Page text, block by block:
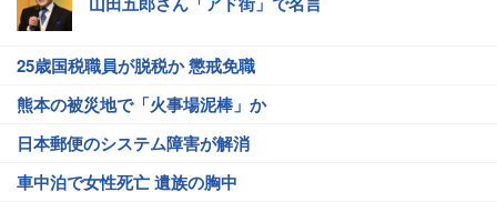
25歳国税職員が脱税か 懲戒免職
熊本の被災地で「火事場泥棒」か
日本郵便のシステム障害が解消
車中泊で女性死亡 遺族の胸中